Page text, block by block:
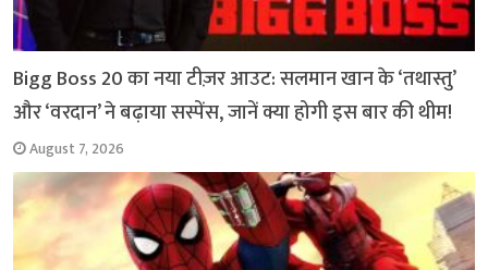
Bigg Boss 20 का नया टीज़र आउट: सलमान खान के ‘तथास्तु’
और ‘वरदान’ ने बढ़ाया सस्पेंस, जानें क्या होगी इस बार की थीम!
August 7, 2026